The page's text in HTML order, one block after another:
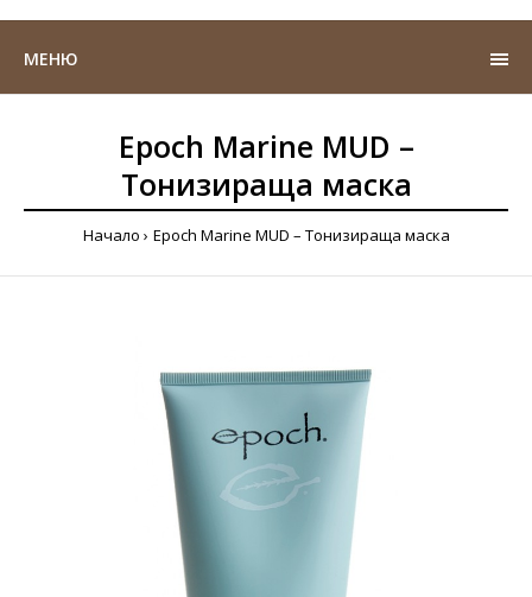
МЕНЮ
Epoch Marine MUD –
Тонизираща маска
Начало Epoch Marine MUD – Тонизираща маска